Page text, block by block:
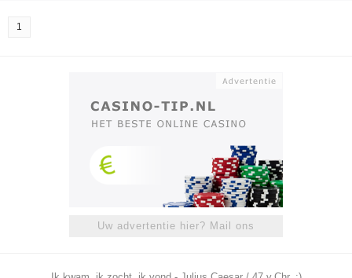
1
Uw advertentie hier? Mail ons